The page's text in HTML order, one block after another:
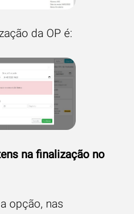
da OP é:
na finalização no
opção, nas